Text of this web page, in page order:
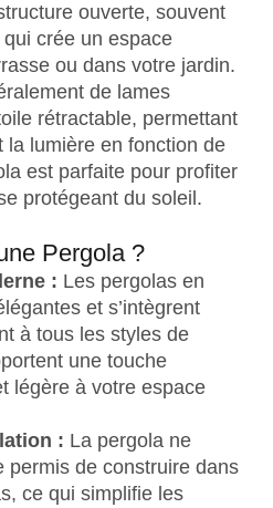
ouverte, souvent
crée un espace
ou dans votre jardin.
de lames
rétractable, permettant
la lumière en fonction de
est parfaite pour profiter
protégeant du soleil.
Pergola ?
: Les pergolas en
et s’intègrent
à tous les styles de
une touche
légère à votre espace
: La pergola ne
permis de construire dans
ce qui simplifie les